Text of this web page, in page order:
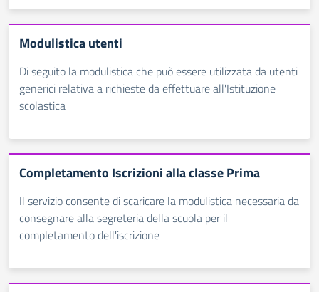
Modulistica utenti
Di seguito la modulistica che può essere utilizzata da utenti
generici relativa a richieste da effettuare all'Istituzione
scolastica
Completamento Iscrizioni alla classe Prima
Il servizio consente di scaricare la modulistica necessaria da
consegnare alla segreteria della scuola per il
completamento dell'iscrizione